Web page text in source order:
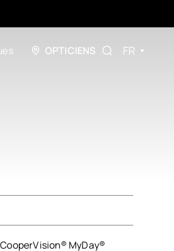
OPTICIENS FR
MyDay®